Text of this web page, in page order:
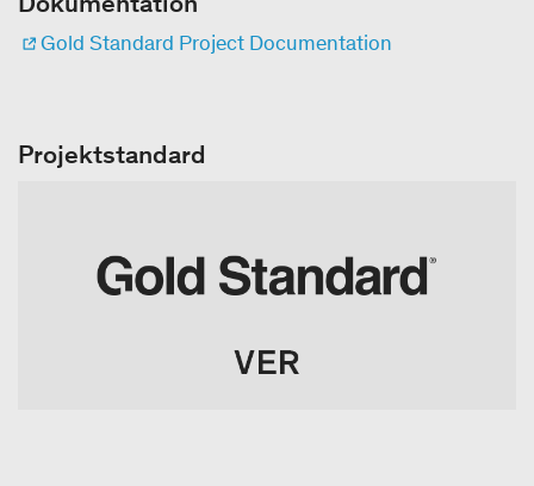
Gold Standard Project Documentation
Projektstandard